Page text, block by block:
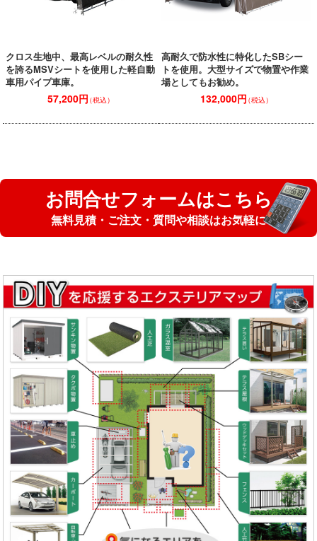
クロス生地中、最高レベルの耐久性
を誇るMSVシートを使用した軽自動
車用パイプ車庫。
57,200円（税込）
高耐久で防水性に特化したSBシー
トを使用。大型サイズで物置や作業
場としてもお勧め。
132,000円（税込）
お問合せフォームはこちら
無料見積・ご注文・質問や相談はお気軽に